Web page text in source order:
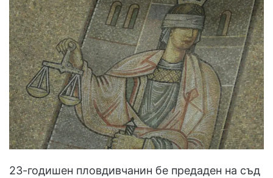
23-годишен пловдивчанин бе предаден на съд